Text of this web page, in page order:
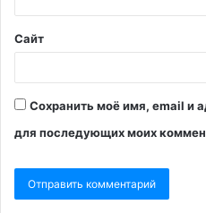
Сайт
Сохранить моё имя, email и
для последующих моих